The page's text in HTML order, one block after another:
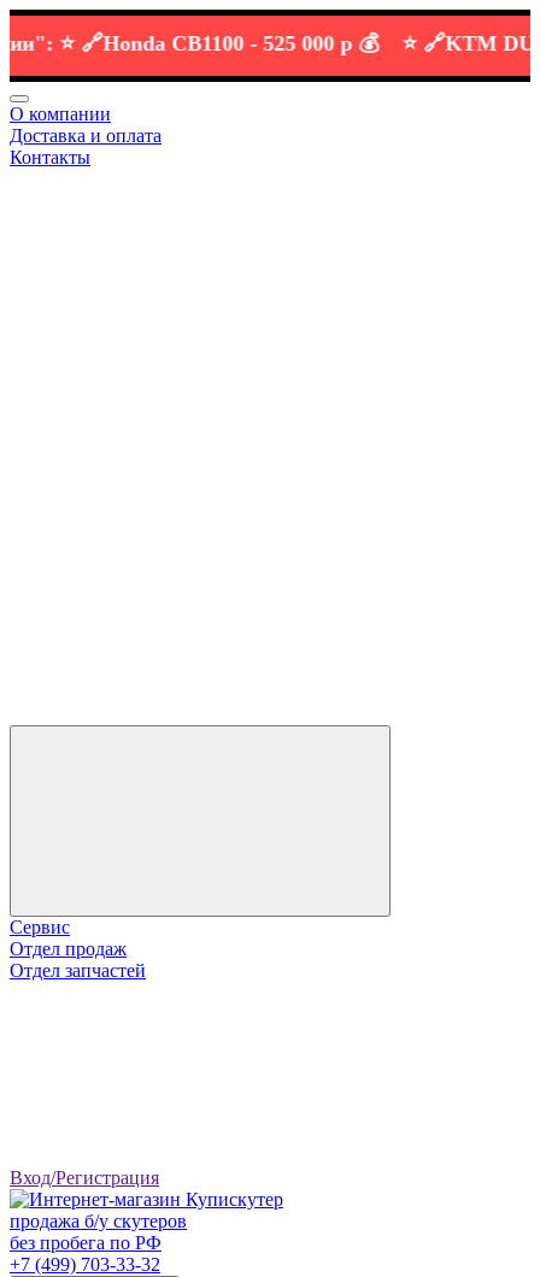
⭐️ 🔗 Honda CB1100 -525 000 р 💰 ⭐️ 🔗 KTM DUKE
О компании
Доставка и оплата
Контакты
Сервис
Отдел продаж
Отдел запчастей
Вход/Регистрация
продажа б/у скутеров
без пробега по РФ
+7 (499) 703-33-32